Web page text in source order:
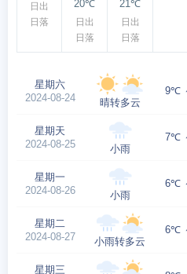
日出
日落
20℃
日出
日落
21℃
日出
日落
星期六
2024-08-24
晴转多云
9℃
星期天
2024-08-25
小雨
7℃
星期一
2024-08-26
小雨
6℃
星期二
2024-08-27
小雨转多云
6℃
星期三